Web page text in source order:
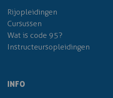
Rijopleidingen
Cursussen
Wat is code 95?
Instructeursopleidingen
INFO